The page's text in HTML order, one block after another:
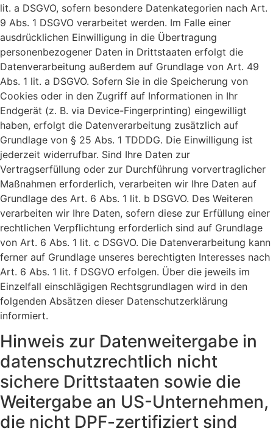
lit. a DSGVO, sofern besondere Datenkategorien nach Art.
9 Abs. 1 DSGVO verarbeitet werden. Im Falle einer
ausdrücklichen Einwilligung in die Übertragung
personenbezogener Daten in Drittstaaten erfolgt die
Datenverarbeitung außerdem auf Grundlage von Art. 49
Abs. 1 lit. a DSGVO. Sofern Sie in die Speicherung von
Cookies oder in den Zugriff auf Informationen in Ihr
Endgerät (z. B. via Device-Fingerprinting) eingewilligt
haben, erfolgt die Datenverarbeitung zusätzlich auf
Grundlage von § 25 Abs. 1 TDDDG. Die Einwilligung ist
jederzeit widerrufbar. Sind Ihre Daten zur
Vertragserfüllung oder zur Durchführung vorvertraglicher
Maßnahmen erforderlich, verarbeiten wir Ihre Daten auf
Grundlage des Art. 6 Abs. 1 lit. b DSGVO. Des Weiteren
verarbeiten wir Ihre Daten, sofern diese zur Erfüllung einer
rechtlichen Verpflichtung erforderlich sind auf Grundlage
von Art. 6 Abs. 1 lit. c DSGVO. Die Datenverarbeitung kann
ferner auf Grundlage unseres berechtigten Interesses nach
Art. 6 Abs. 1 lit. f DSGVO erfolgen. Über die jeweils im
Einzelfall einschlägigen Rechtsgrundlagen wird in den
folgenden Absätzen dieser Datenschutzerklärung
informiert.
Hinweis zur Datenweitergabe in
datenschutzrechtlich nicht
sichere Drittstaaten sowie die
Weitergabe an US-Unternehmen,
die nicht DPF-zertifiziert sind